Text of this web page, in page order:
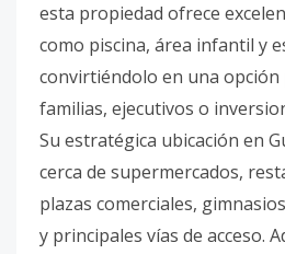
esta propiedad ofrece
como piscina, área infantil y
convirtiéndolo en una
familias, ejecutivos o
Su estratégica ubicación en
cerca de supermercados,
plazas comerciales,
y principales vías de acceso.